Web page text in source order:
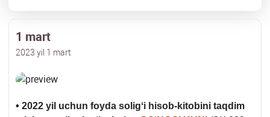
1 mart
2023 yil 1 mart
• 2022 yil uchun foyda soligʻi hisob-kitobini taqdim